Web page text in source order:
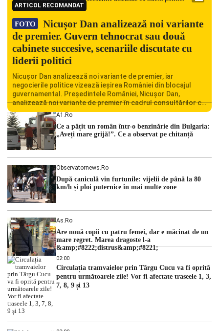
ARTICOL RECOMANDAT
FOTO
Nicușor Dan analizează noi variante
de premier. Guvern tehnocrat sau două
cabinete succesive, scenariile discutate cu
liderii politici
Nicușor Dan analizează noi variante de premier, iar
negocierile politice vizează ieșirea României din blocajul
guvernamental. Președintele României, Nicușor Dan,
analizează noi variante de premier în cadrul consultărilor cu
liderii politici. Ciprian Ciucu vorbește despre scenariul unui
guvern tehnocrat și despre posibilitatea a două cabinete
succesive. Nicușor Dan analizează noi variante de premier
România traversează […]
A1.ro
Ce a pățit un român într-o benzinărie din Bulgaria:
„Aveți mare grijă!”. Ce a observat pe chitanță
Observatornews.ro
După caniculă vin furtunile: vijelii de până la 80
km/h și ploi puternice în mai multe zone
As.ro
Are nouă copii cu patru femei, dar e măcinat de un
mare regret. Marea dragoste l-a
&amp;#8222;distrus&amp;#8221;
02:00
Circulația tramvaielor prin Târgu Cucu va fi oprită
pentru următoarele zile! Vor fi afectate traseele 1, 3,
7, 8, 9 și 13